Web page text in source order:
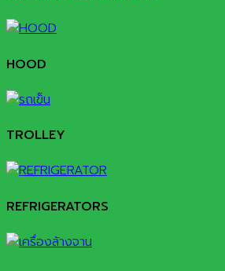
HOOD
TROLLEY
REFRIGERATORS